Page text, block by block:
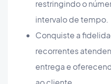
restringindo o
intervalo de tempo.
Conquiste a
recorrentes
entrega e